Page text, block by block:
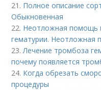
21. Полное описание
Обыкновенная
22. Неотложная помощь
гематурии. Неотложная
23.Лечение тромбоза
почему появляется
24. Когда обрезать
процедуры